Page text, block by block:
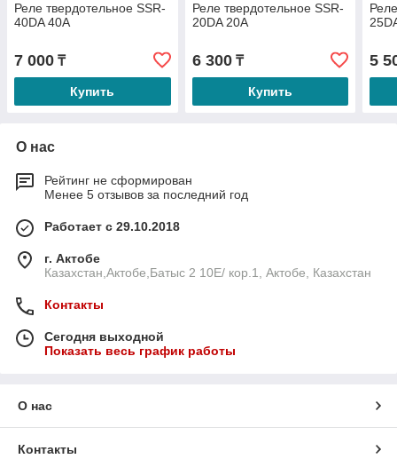
Реле твердотельное SSR-
40DA 40A
7 000 ₸
Купить
Реле твердотельное SSR-
20DA 20A
6 300₸
Купить
5
О нас
Рейтинг не сформирован
Менее 5 отзывов за последний год
Работает с 29.10.2018
г. Актобе
Казахстан,Актобе,Батыс 2 10E/ кор.1, Актобе, Казахстан
Контакты
Сегодня выходной
Показать весь график работы
О нас
Контакты